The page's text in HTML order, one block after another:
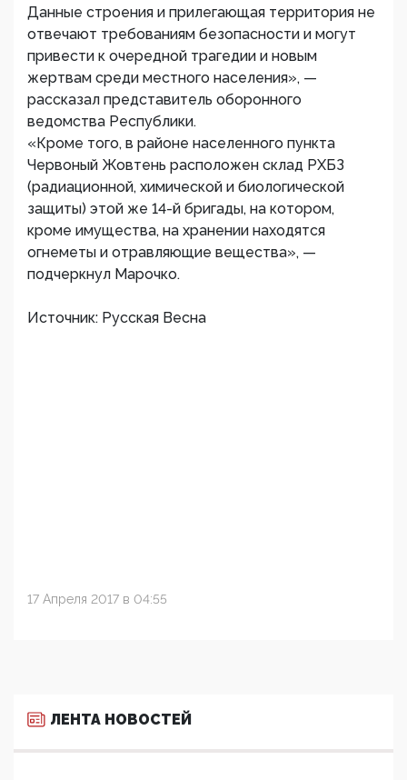
Данные строения и прилегающая территория не
отвечают требованиям безопасности и могут
привести к очередной трагедии и новым
жертвам среди местного населения», —
рассказал представитель оборонного
ведомства Республики.
«Кроме того, в районе населенного пункта
Червоный Жовтень расположен склад РХБЗ
(радиационной, химической и биологической
защиты) этой же 14-й бригады, на котором,
кроме имущества, на хранении находятся
огнеметы и отравляющие вещества», —
подчеркнул Марочко.
Источник: Русская Весна
17 Апреля 2017 в 04:55
ЛЕНТА НОВОСТЕЙ